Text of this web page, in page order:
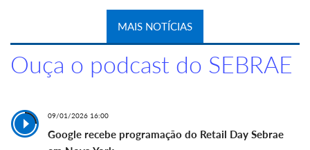
MAIS NOTÍCIAS
Ouça o podcast do SEBRAE
09/01/2026 16:00
Google recebe programação do Retail Day Sebrae